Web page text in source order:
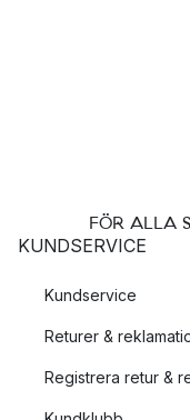
FÖR ALLA
KUNDSERVICE
Kundservice
Returer &
Registrera retur &